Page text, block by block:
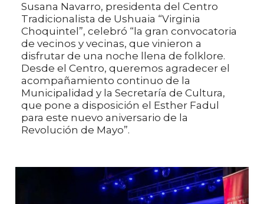
Susana Navarro, presidenta del Centro
Tradicionalista de Ushuaia “Virginia
Choquintel”, celebró “la gran convocatoria
de vecinos y vecinas, que vinieron a
disfrutar de una noche llena de folklore.
Desde el Centro, queremos agradecer el
acompañamiento continuo de la
Municipalidad y la Secretaría de Cultura,
que pone a disposición el Esther Fadul
para este nuevo aniversario de la
Revolución de Mayo”.